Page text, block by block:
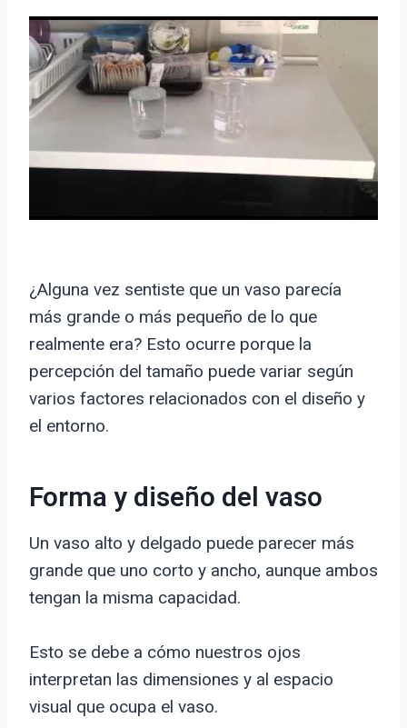
¿Alguna vez sentiste que un vaso parecía
más grande o más pequeño de lo que
realmente era? Esto ocurre porque la
percepción del tamaño puede variar según
varios factores relacionados con el diseño y
el entorno.
Forma y diseño del vaso
Un vaso alto y delgado puede parecer más
grande que uno corto y ancho, aunque ambos
tengan la misma capacidad.
Esto se debe a cómo nuestros ojos
interpretan las dimensiones y al espacio
visual que ocupa el vaso.